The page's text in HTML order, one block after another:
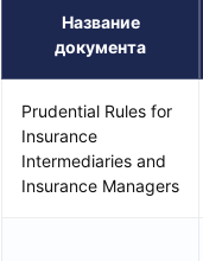
Название
документа
Prudential Rules for
Insurance
Intermediaries and
Insurance Managers